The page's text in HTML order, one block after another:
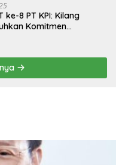
ke-8 PT KPI: Kilang
Komitmen